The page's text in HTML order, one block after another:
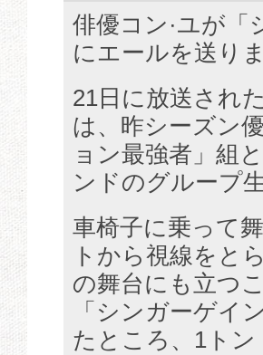
俳優コン·ユが「
にエールを送り
21日に放送され
は、昨シーズン
ョン最強者」組
ンドのグループ
車椅子に乗って
トから視線をと
の舞台にも立つ
「シンガーゲイ
たところ、1ト